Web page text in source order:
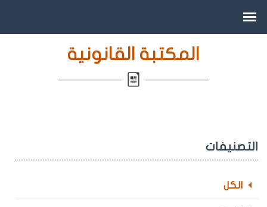
المكتبة القانونية
التصنيفات
الكل